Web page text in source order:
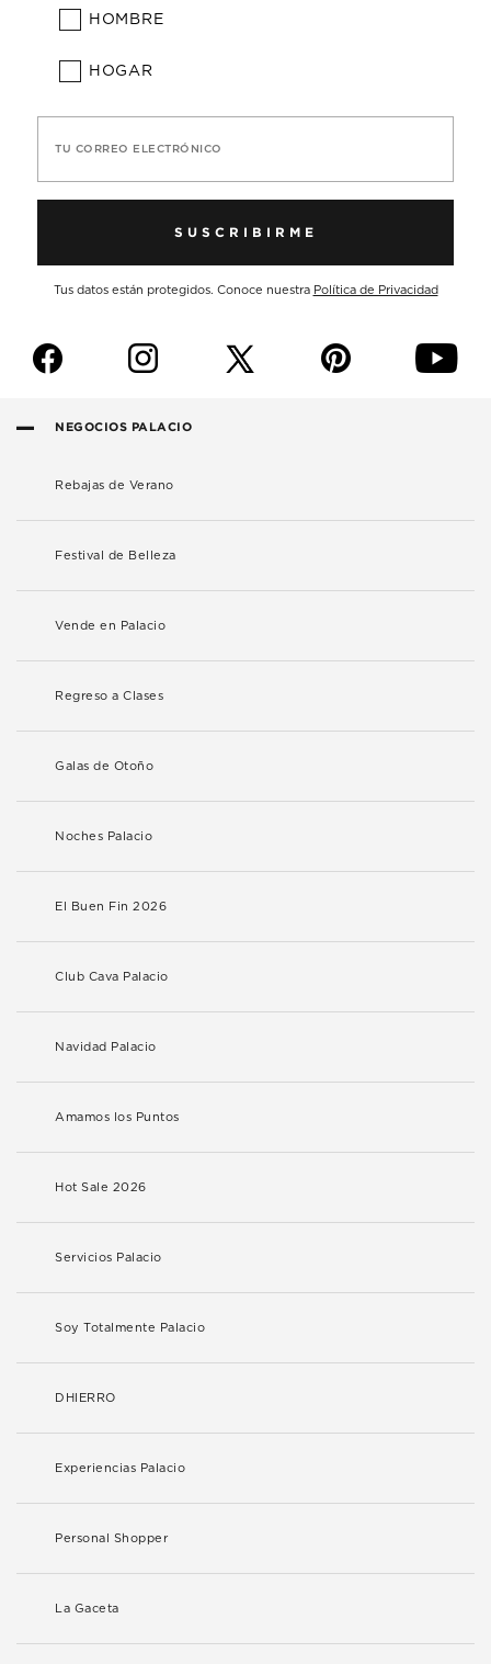
HOMBRE
HOGAR
TU CORREO ELECTRÓNICO
SUSCRIBIRME
Tus datos están protegidos. Conoce nuestra Política de Privacidad
f i p y
NEGOCIOS PALACIO
Rebajas de Verano
Festival de Belleza
Vende en Palacio
Regreso a Clases
Galas de Otoño
Noches Palacio
El Buen Fin 2026
Club Cava Palacio
Navidad Palacio
Amamos los Puntos
Hot Sale 2026
Servicios Palacio
Soy Totalmente Palacio
DHIERRO
Experiencias Palacio
Personal Shopper
La Gaceta